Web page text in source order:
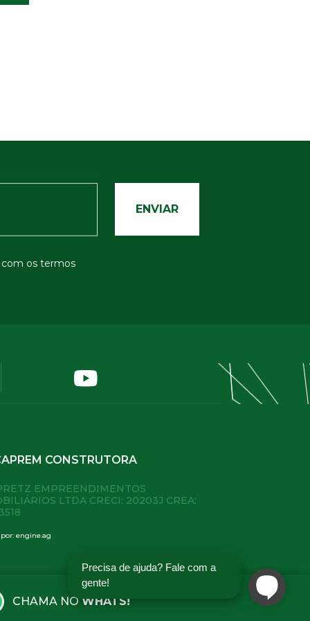
os termos
CHAMA NO WHATS!
CONSTRUTORA
EMPREENDIMENTOS
LTDA CRECI: 20203J CREA:
por:engine.ag
Precisa de ajuda? Fale com a
gente!